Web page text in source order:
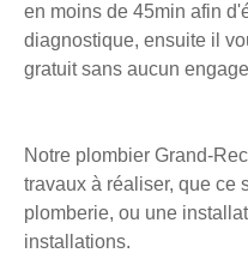
en moins de 45min afin
diagnostique, ensuite il
gratuit sans aucun
Notre plombier Grand-
travaux à réaliser, que ce
plomberie, ou une
installations.